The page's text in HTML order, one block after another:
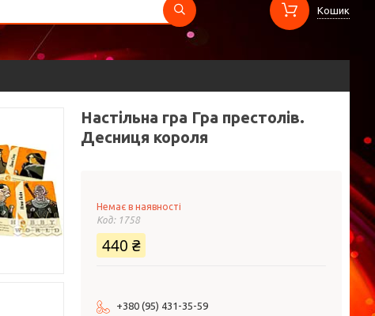
Кошик
Настільна гра Гра престолів.
Десниця короля
Немає в наявності
Код: 1758
440 ₴
+380 (95) 431-35-59